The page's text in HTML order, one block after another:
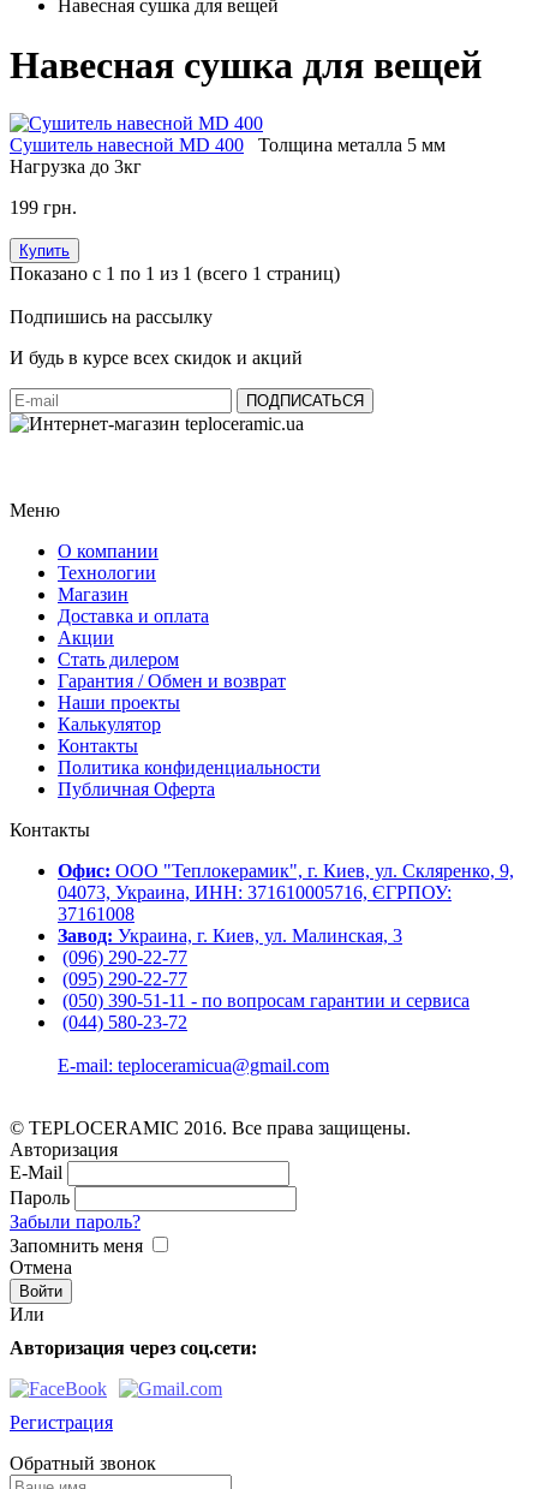
Навесная сушка для вещей
Навесная сушка для вещей
Сушитель навесной MD 400 Толщина металла 5 мм
Нагрузка до 3кг
199 грн.
Купить
Показано с 1 по 1 из 1 (всего 1 страниц)
Подпишись на рассылку
И будь в курсе всех скидок и акций
Меню
О компании
Технологии
Магазин
Доставка и оплата
Акции
Стать дилером
Гарантия / Обмен и возврат
Наши проекты
Калькулятор
Контакты
Политика конфиденциальности
Публичная Оферта
Контакты
Офис: ООО "Теплокерамик", г. Киев, ул. Скляренко, 9,
04073, Украина, ИНН: 371610005716, ЄГРПОУ:
37161008
Завод: Украина, г. Киев, ул. Малинская, 3
(096) 290-22-77
(095) 290-22-77
(050) 390-51-11 - по вопросам гарантии и cервиса
(044) 580-23-72
E-mail: teploceramicua@gmail.com
© TEPLOCERAMIC 2016. Все права защищены.
Авторизация
E-Mail
Пароль
Забыли пароль?
Запомнить меня
Отмена
Или
Авторизация через соц.сети:
Регистрация
Обратный звонок